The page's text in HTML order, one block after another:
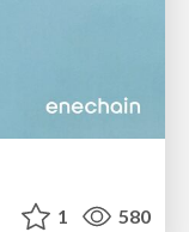
1 580